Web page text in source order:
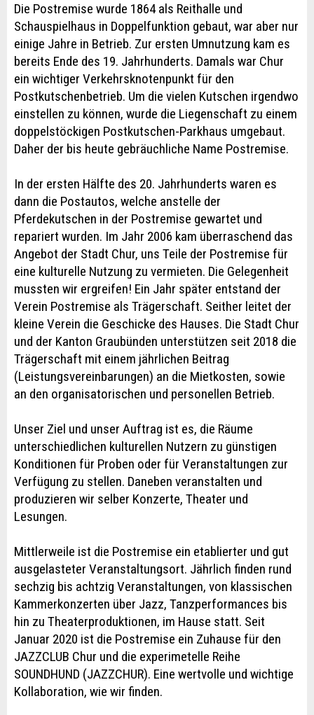
Die Postremise wurde 1864 als Reithalle und
Schauspielhaus in Doppelfunktion gebaut, war aber nur
einige Jahre in Betrieb. Zur ersten Umnutzung kam es
bereits Ende des 19. Jahrhunderts. Damals war Chur
ein wichtiger Verkehrsknotenpunkt für den
Postkutschenbetrieb. Um die vielen Kutschen irgendwo
einstellen zu können, wurde die Liegenschaft zu einem
doppelstöckigen Postkutschen-Parkhaus umgebaut.
Daher der bis heute gebräuchliche Name Postremise.
In der ersten Hälfte des 20. Jahrhunderts waren es
dann die Postautos, welche anstelle der
Pferdekutschen in der Postremise gewartet und
repariert wurden. Im Jahr 2006 kam überraschend das
Angebot der Stadt Chur, uns Teile der Postremise für
eine kulturelle Nutzung zu vermieten. Die Gelegenheit
mussten wir ergreifen! Ein Jahr später entstand der
Verein Postremise als Trägerschaft. Seither leitet der
kleine Verein die Geschicke des Hauses. Die Stadt Chur
und der Kanton Graubünden unterstützen seit 2018 die
Trägerschaft mit einem jährlichen Beitrag
(Leistungsvereinbarungen) an die Mietkosten, sowie
an den organisatorischen und personellen Betrieb.
Unser Ziel und unser Auftrag ist es, die Räume
unterschiedlichen kulturellen Nutzern zu günstigen
Konditionen für Proben oder für Veranstaltungen zur
Verfügung zu stellen. Daneben veranstalten und
produzieren wir selber Konzerte, Theater und
Lesungen.
Mittlerweile ist die Postremise ein etablierter und gut
ausgelasteter Veranstaltungsort. Jährlich finden rund
sechzig bis achtzig Veranstaltungen, von klassischen
Kammerkonzerten über Jazz, Tanzperformances bis
hin zu Theaterproduktionen, im Hause statt. Seit
Januar 2020 ist die Postremise ein Zuhause für den
JAZZCLUB Chur und die experimetelle Reihe
SOUNDHUND (JAZZCHUR). Eine wertvolle und wichtige
Kollaboration, wie wir finden.